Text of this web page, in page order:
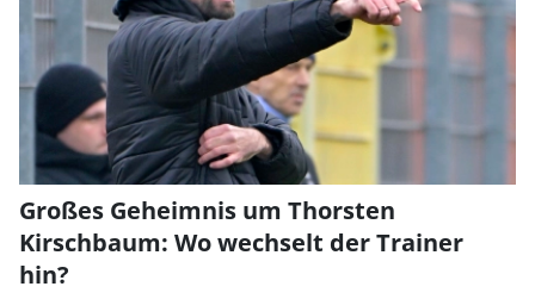
Großes Geheimnis um Thorsten
Kirschbaum: Wo wechselt der Trainer
hin?